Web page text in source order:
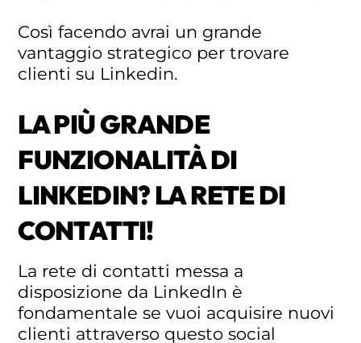
Così facendo avrai un grande
vantaggio strategico per trovare
clienti su Linkedin.
LA PIÙ GRANDE
FUNZIONALITÀ DI
LINKEDIN? LA RETE DI
CONTATTI!
La rete di contatti messa a
disposizione da LinkedIn è
fondamentale se vuoi acquisire nuovi
clienti attraverso questo social